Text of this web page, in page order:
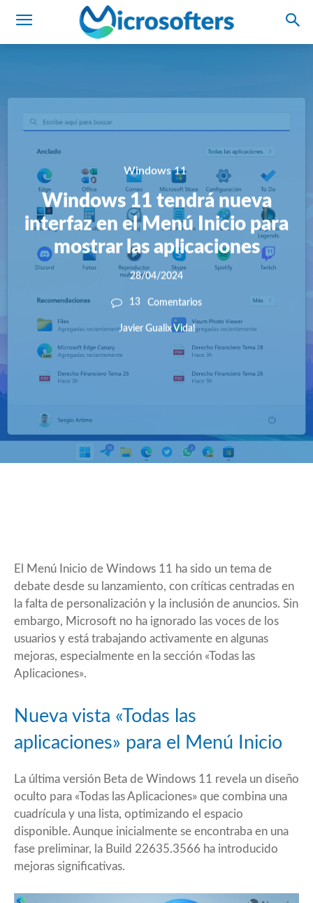
Windows 11
Windows 11 tendrá nueva
interfaz en el Menú Inicio para
mostrar las aplicaciones
28/04/2024
13 Comentarios
Javier Gualix Vidal
El Menú Inicio de Windows 11 ha sido un tema de
debate desde su lanzamiento, con críticas centradas en
la falta de personalización y la inclusión de anuncios. Sin
embargo, Microsoft no ha ignorado las voces de los
usuarios y está trabajando activamente en algunas
mejoras, especialmente en la sección «Todas las
Aplicaciones».
Nueva vista «Todas las
aplicaciones» para el Menú Inicio
La última versión Beta de Windows 11 revela un diseño
oculto para «Todas las Aplicaciones» que combina una
cuadrícula y una lista, optimizando el espacio
disponible. Aunque inicialmente se encontraba en una
fase preliminar, la Build 22635.3566 ha introducido
mejoras significativas.